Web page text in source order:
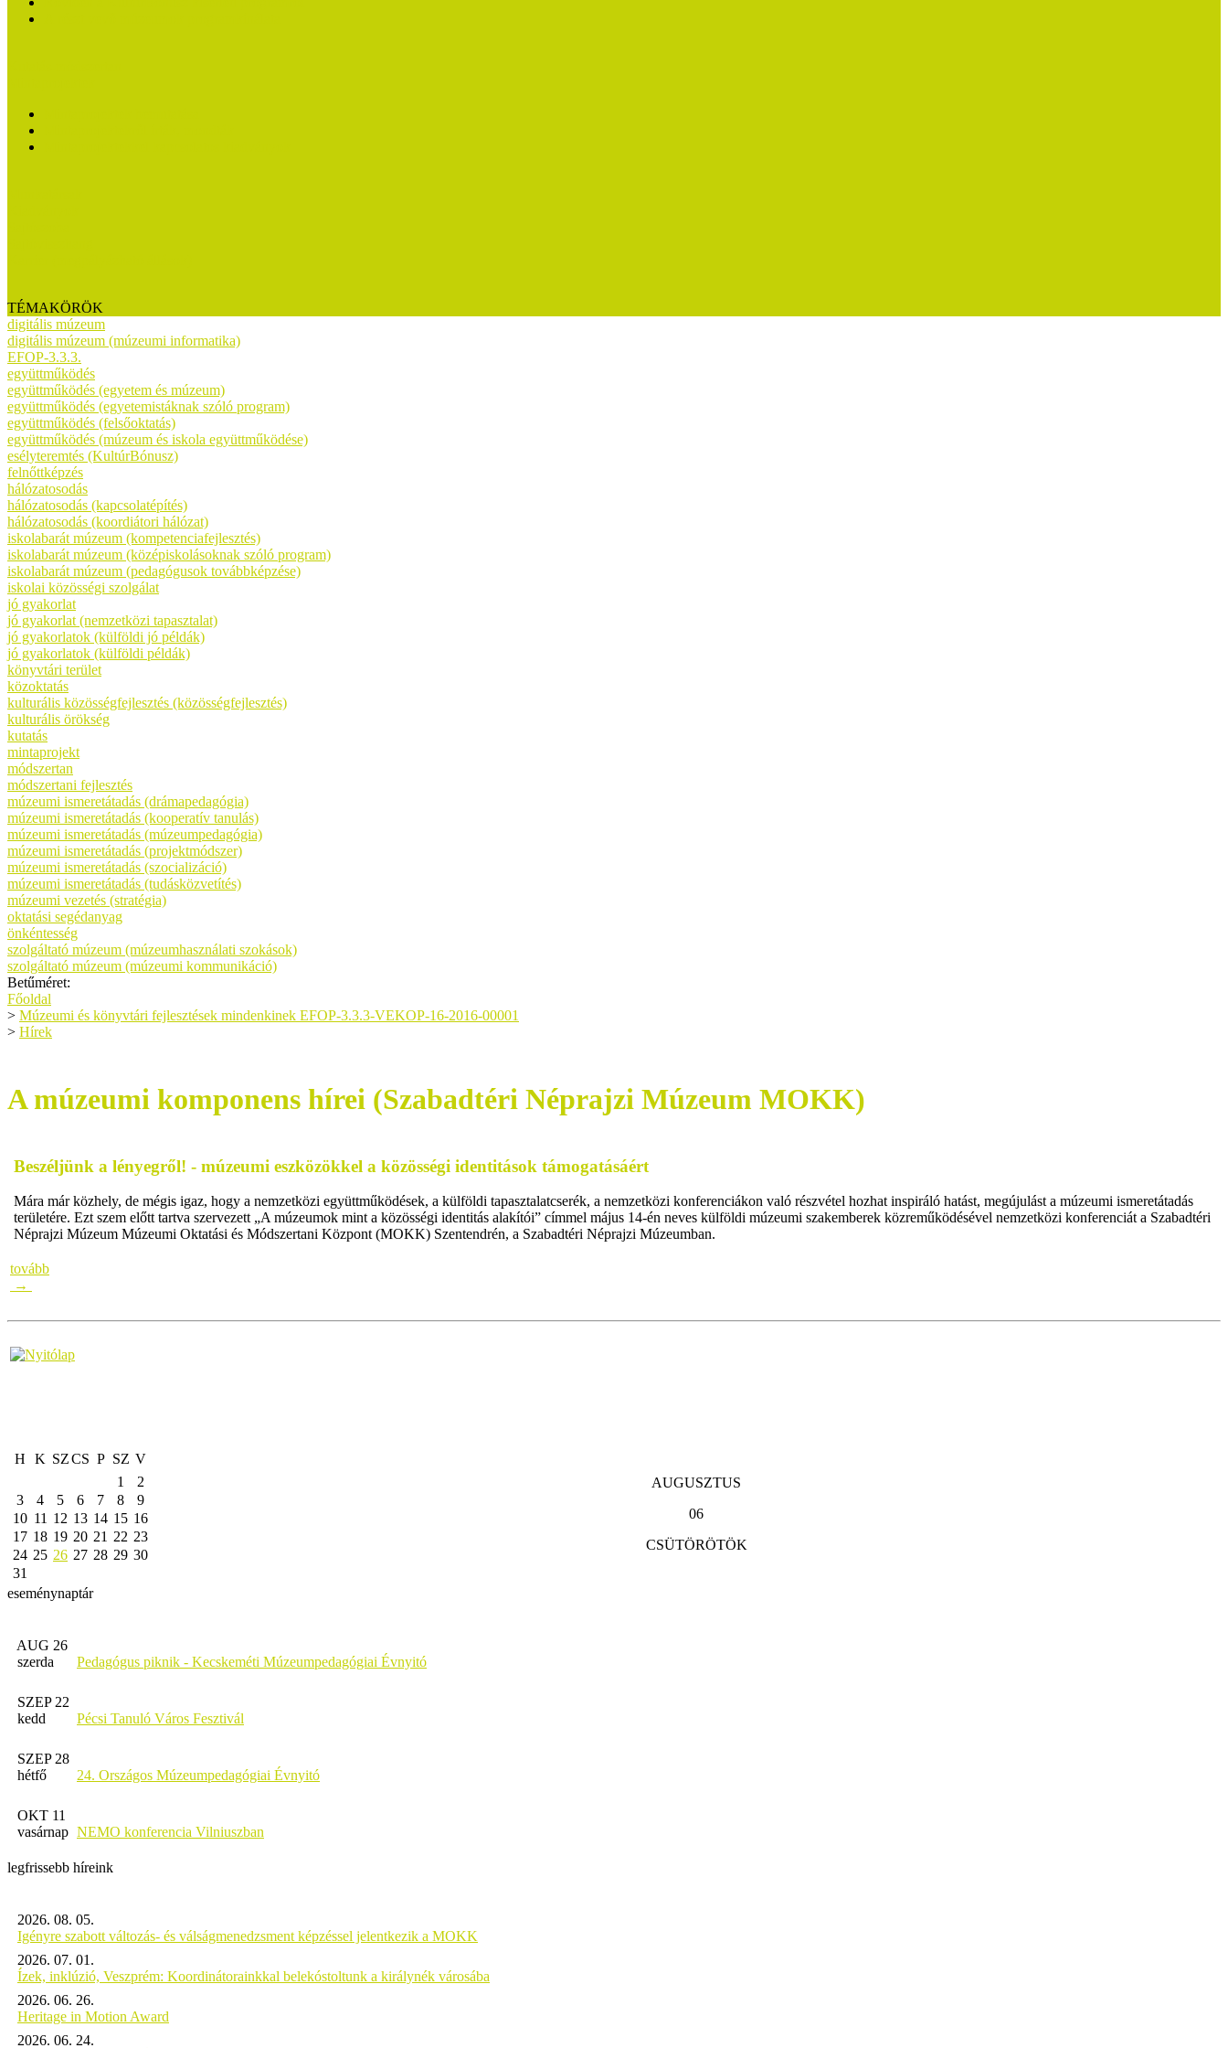
TÉMAKÖRÖK
digitális múzeum
digitális múzeum (múzeumi informatika)
EFOP-3.3.3.
együttműködés
együttműködés (egyetem és múzeum)
együttműködés (egyetemistáknak szóló program)
együttműködés (felsőoktatás)
együttműködés (múzeum és iskola együttműködése)
esélyteremtés (KultúrBónusz)
felnőttképzés
hálózatosodás
hálózatosodás (kapcsolatépítés)
hálózatosodás (koordiátori hálózat)
iskolabarát múzeum (kompetenciafejlesztés)
iskolabarát múzeum (középiskolásoknak szóló program)
iskolabarát múzeum (pedagógusok továbbképzése)
iskolai közösségi szolgálat
jó gyakorlat
jó gyakorlat (nemzetközi tapasztalat)
jó gyakorlatok (külföldi jó példák)
jó gyakorlatok (külföldi példák)
könyvtári terület
közoktatás
kulturális közösségfejlesztés (közösségfejlesztés)
kulturális örökség
kutatás
mintaprojekt
módszertan
módszertani fejlesztés
múzeumi ismeretátadás (drámapedagógia)
múzeumi ismeretátadás (kooperatív tanulás)
múzeumi ismeretátadás (múzeumpedagógia)
múzeumi ismeretátadás (projektmódszer)
múzeumi ismeretátadás (szocializáció)
múzeumi ismeretátadás (tudásközvetítés)
múzeumi vezetés (stratégia)
oktatási segédanyag
önkéntesség
szolgáltató múzeum (múzeumhasználati szokások)
szolgáltató múzeum (múzeumi kommunikáció)
Betűméret:
Főoldal
> Múzeumi és könyvtári fejlesztések mindenkinek EFOP-3.3.3-VEKOP-16-2016-00001
> Hírek
A múzeumi komponens hírei (Szabadtéri Néprajzi Múzeum MOKK)
Beszéljünk a lényegről! - múzeumi eszközökkel a közösségi identitások támogatásáért
Mára már közhely, de mégis igaz, hogy a nemzetközi együttműködések, a külföldi tapasztalatcserék, a nemzetközi konferenciákon való részvétel hozhat inspiráló hatást, megújulást a múzeumi ismeretátadás
területére. Ezt szem előtt tartva szervezett „A múzeumok mint a közösségi identitás alakítói” címmel május 14-én neves külföldi múzeumi szakemberek közreműködésével nemzetközi konferenciát a Szabadtéri
Néprajzi Múzeum Múzeumi Oktatási és Módszertani Központ (MOKK) Szentendrén, a Szabadtéri Néprajzi Múzeumban.
tovább
→
H K SZCS P SZ V
1
2
3
4 5 6 7 8
9
10 11 12 13 14 15 16
17 18 19 20 21 22 23
24 25 26 27 28 29 30
31
AUGUSZTUS
06
CSÜTÖRÖTÖK
eseménynaptár
AUG 26
szerda
Pedagógus piknik - Kecskeméti Múzeumpedagógiai Évnyitó
SZEP 22
kedd
Pécsi Tanuló Város Fesztivál
SZEP 28
hétfő
24. Országos Múzeumpedagógiai Évnyitó
OKT 11
vasárnap NEMO konferencia Vilniuszban
legfrissebb híreink
2026. 08. 05.
Igényre szabott változás- és válságmenedzsment képzéssel jelentkezik a MOKK
2026. 07. 01.
Ízek, inklúzió, Veszprém: Koordinátorainkkal belekóstoltunk a királynék városába
2026. 06. 26.
Heritage in Motion Award
2026. 06. 24.